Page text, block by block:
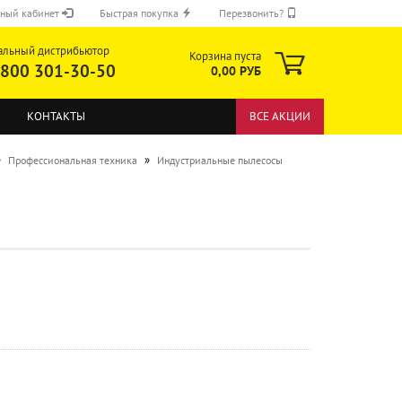
кабинет Быстрая покупка Перезвонить?
дистрибьютор
301-30-50
Корзина пуста
0,00 РУБ
КОНТАКТЫ ВСЕ АКЦИИ
Профессиональная техника » Индустриальные пылесосы